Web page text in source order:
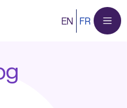
EN FR